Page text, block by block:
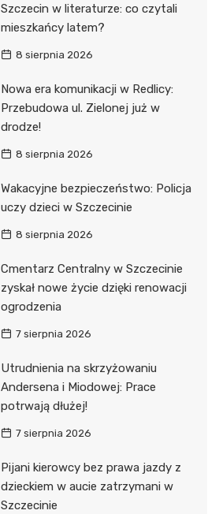
Szczecin w literaturze: co czytali
mieszkańcy latem?
8 sierpnia 2026
Nowa era komunikacji w Redlicy:
Przebudowa ul. Zielonej już w
drodze!
8 sierpnia 2026
Wakacyjne bezpieczeństwo: Policja
uczy dzieci w Szczecinie
8 sierpnia 2026
Cmentarz Centralny w Szczecinie
zyskał nowe życie dzięki renowacji
ogrodzenia
7 sierpnia 2026
Utrudnienia na skrzyżowaniu
Andersena i Miodowej: Prace
potrwają dłużej!
7 sierpnia 2026
Pijani kierowcy bez prawa jazdy z
dzieckiem w aucie zatrzymani w
Szczecinie